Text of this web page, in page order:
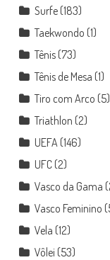
Surfe(183)
Taekwondo (1)
Tênis(73)
Tênis de Mesa (1)
Tiro com Arco (5)
Triathlon (2)
UEFA(146)
UFC(2)
Vasco da Gama
Vasco Feminino
Vela (12)
Vôlei (53)